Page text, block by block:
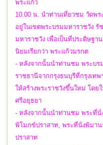
พระแก้ว
10.00 น. นำท่านเที่ยวชม วัดพ
อยู่ในเขตพระบรมมหาราชวัง
มหาราชวัง เพื่อเป็นที่ประดิษฐ
นิยมเรียกว่า พระแก้วมรกต
- หลังจากนั้นนำท่านชม พระบร
ราชธานีจากกรุงธนบุรีที่กรุงเทพ
ให้สร้างพระราชวังขึ้นใหม่ โดย
ศรีอยุธยา
- หลังจากนั้นนำท่านชม พระที่
พิโมกข์ปราสาท, พระที่นั่งพิมา
ปราสาท